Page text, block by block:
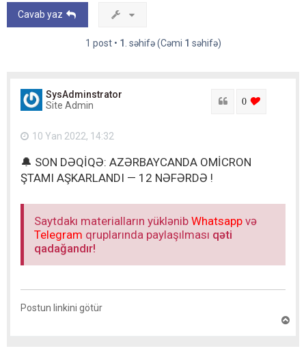
Cavab yaz
1 post • 1 . səhifə (Cəmi 1 səhifə)
SysAdminstrator
Site Admin
Sitat
0
10 Yan 2022, 14:32
🔔 SON DƏQİQƏ: AZƏRBAYCANDA OMİCRON
ŞTAMI AŞKARLANDI — 12 NƏFƏRDƏ !
Saytdakı materialların yüklənib Whatsapp və
Telegram qruplarında paylaşılması qəti
qadağandır!
Postun linkini götür